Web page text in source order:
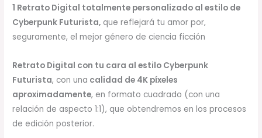
1 Retrato Digital totalmente personalizado al estilo de
Cyberpunk Futurista, que reflejará tu amor por,
seguramente, el mejor género de ciencia ficción
Retrato Digital con tu cara al estilo Cyberpunk
Futurista, con una calidad de 4K píxeles
aproximadamente, en formato cuadrado (con una
relación de aspecto 1:1), que obtendremos en los procesos
de edición posterior.